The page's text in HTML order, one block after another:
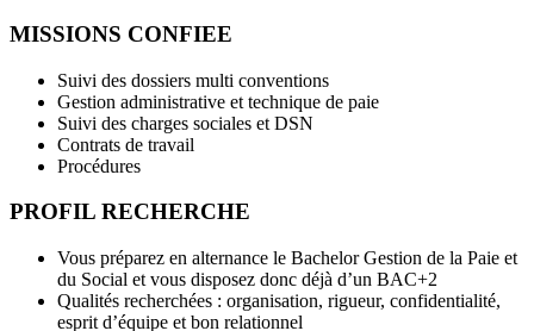
MISSIONS CONFIEE
Suivi des dossiers multi conventions
Gestion administrative et technique de paie
Suivi des charges sociales et DSN
Contrats de travail
Procédures
PROFIL RECHERCHE
Vous préparez en alternance le Bachelor Gestion de la Paie et
du Social et vous disposez donc déjà d’un BAC+2
Qualités recherchées : organisation, rigueur, confidentialité,
esprit d’équipe et bon relationnel